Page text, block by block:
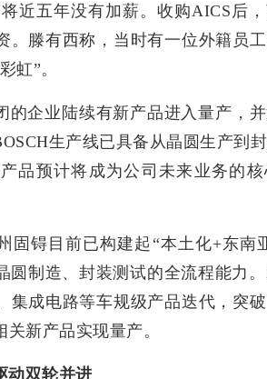
近五年没有加薪。收购AICS后
。滕有西称，当时有一位外籍员
虹”。
的企业陆续有新产品进入量产，
生产线已具备从晶圆生产到
品预计将成为公司未来业务的
固锝目前已构建起“本土化+东南
圆制造、封装测试的全流程能力
集成电路等车规级产品迭代，突
新产品实现量产。
动双轮并进